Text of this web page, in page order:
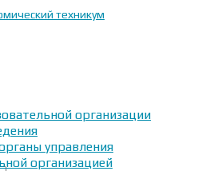
организации
управления
организацией